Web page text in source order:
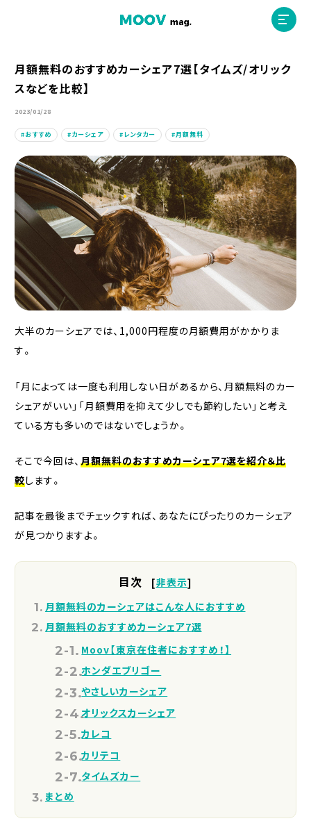
ホーム
MOOVマガジン利用規約
お問合せ
人材募集 （ライター、配車スタッフ、デザイナー）
月額無料のおすすめカーシェア7選【タイムズ/オリック
スなどを比較】
2023/01/28
おすすめ カーシェア レンタカー 月額無料
大半のカーシェアでは、1,000円程度の月額費用がかかりま
す。
「月によっては一度も利用しない日があるから、月額無料のカー
シェアがいい」「月額費用を抑えて少しでも節約したい」と考え
ている方も多いのではないでしょうか。
そこで今回は、 月額無料のおすすめカーシェア7選を紹介＆比
較します。
記事を最後までチェックすれば、あなたにぴったりのカーシェア
が見つかりますよ。
目次 [非表示]
月額無料のカーシェアはこんな人におすすめ
月額無料のおすすめカーシェア7選
Moov【東京在住者におすすめ！】
ホンダエブリゴー
やさしいカーシェア
オリックスカーシェア
カレコ
カリテコ
タイムズカー
まとめ